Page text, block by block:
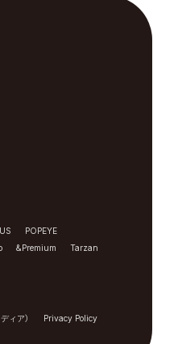
POPEYE
&Premium
Tarzan
ィア） Privacy Policy